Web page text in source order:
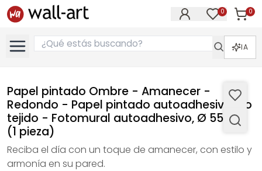
0 0
IA
Papel pintado Ombre - Amanecer -
Redondo - Papel pintado autoadhesivo/no
tejido - Fotomural autoadhesivo, Ø 55 cm
(1 pieza)
Reciba el día con un toque de amanecer, con estilo y
armonía en su pared.